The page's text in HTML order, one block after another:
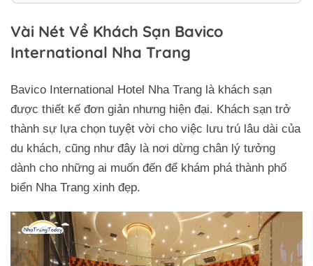
Vài Nét Về Khách Sạn Bavico
International Nha Trang
Bavico International Hotel Nha Trang là khách sạn
được thiết kế đơn giản nhưng hiện đại. Khách sạn trở
thành sự lựa chọn tuyệt vời cho việc lưu trú lâu dài của
du khách, cũng như đây là nơi dừng chân lý tưởng
dành cho những ai muốn đến để khám phá thành phố
biển Nha Trang xinh đẹp.